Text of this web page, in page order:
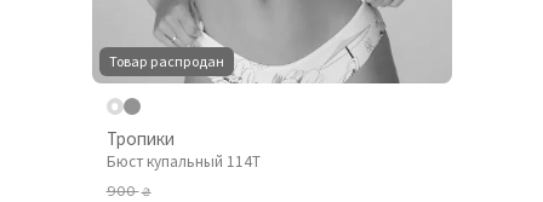
Товар распродан
Тропики
Бюст купальный 114T
900₴